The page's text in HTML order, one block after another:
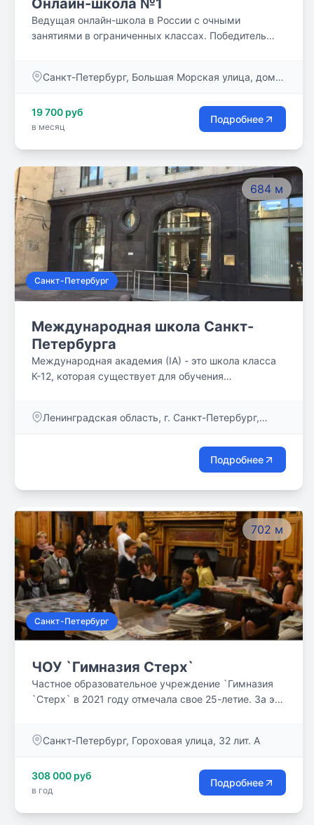
Онлайн-школа №1
Ведущая онлайн-школа в России с очными
занятиями в ограниченных классах. Победитель
2019, 2020 году.
Санкт-Петербург, Большая Морская улица, дом
19 700 руб
в месяц
Подробнее
684 м
Санкт-Петербург
Международная школа Санкт-
Петербурга
Международная академия (IA) - это школа класса
К-12, которая существует для обучения
необходимые для достижения успеха в жизни.
студента - академическое, духовное и культурное.
Ленинградская область, г. Санкт-Петербург,
Подробнее
702 м
Санкт-Петербург
ЧОУ `Гимназия Стерх`
Частное образовательное учреждение `Гимназия
`Стерх` в 2021 году отмечала свое 25-летие. За эти
своим ученикам учиться по современным
сложного материала авторские разработки для
раскрытия творческого потенциала учеников.
Санкт-Петербург, Гороховая улица, 32 лит. А
308 000 руб
в год
Подробнее